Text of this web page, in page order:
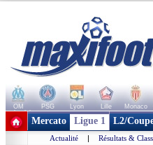
OM PSG Lyon Lille Monaco
+ de clubs
Mercato Ligue 1 L2/
Actualité | Résultats &